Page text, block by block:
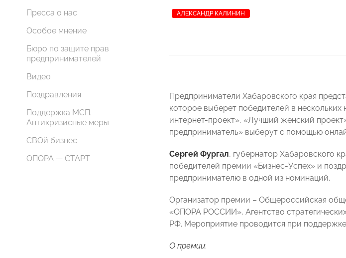
Пресса о нас
Особое мнение
Бюро по защите прав
предпринимателей
Видео
Поздравления
Поддержка МСП.
Антикризисные меры
СВОй бизнес
ОПОРА — СТАРТ
АЛЕКСАНДР КАЛИНИН
Предприниматели Хабаровского края
которое выберет победителей в
интернет-проект», «Лучший женский
предприниматель» выберут с помощью
Сергей Фургал, губернатор Хабаровского
победителей премии «Бизнес-Успех» и
предпринимателю в одной из номинаций.
Организатор премии – Общероссийская
«ОПОРА РОССИИ», Агентство
РФ. Мероприятие проводится при
О премии: